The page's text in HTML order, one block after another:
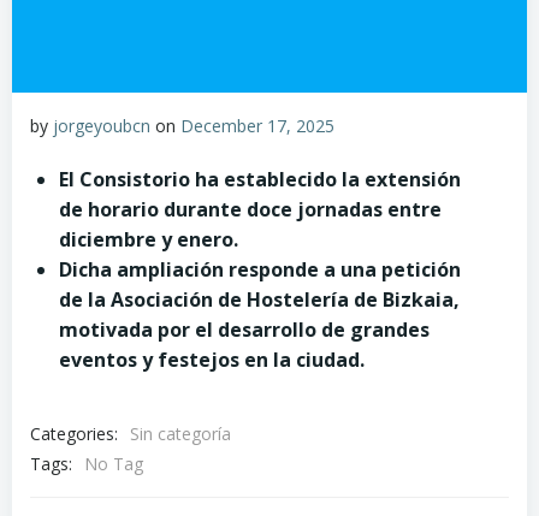
by jorgeyoubcn on December 17, 2025
El Consistorio ha establecido la extensión
de horario durante doce jornadas entre
diciembre y enero.
Dicha ampliación responde a una petición
de la Asociación de Hostelería de Bizkaia,
motivada por el desarrollo de grandes
eventos y festejos en la ciudad.
Categories:
Sin categoría
Tags:
No Tag